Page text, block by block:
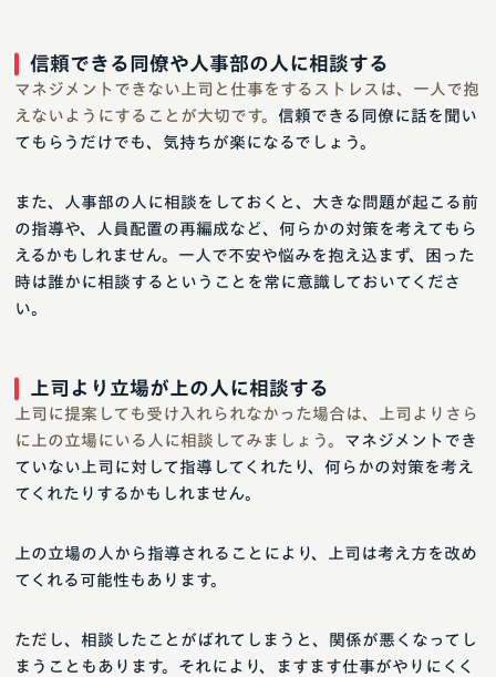
信頼できる同僚や人事部の人に相談する
マネジメントできない上司と仕事をするストレスは、一人で抱
えないようにすることが大切です。 信頼できる同僚に話を聞い
てもらうだけでも、気持ちが楽になるでしょう。
また、人事部の人に相談をしておくと、大きな問題が起こる前
の指導や、人員配置の再編成など、何らかの対策を考えてもら
えるかもしれません。一人で不安や悩みを抱え込まず、困った
時は誰かに相談するということを常に意識しておいてくださ
い。
上司より立場が上の人に相談する
上司に提案しても受け入れられなかった場合は、上司よりさら
に上の立場にいる人に相談してみましょう。 マネジメントでき
ていない上司に対して指導してくれたり、何らかの対策を考え
てくれたりするかもしれません。
上の立場の人から指導されることにより、上司は考え方を改め
てくれる可能性もあります。
ただし、相談したことがばれてしまうと、関係が悪くなってし
まうこともあります。それにより、ますます仕事がやりにくく